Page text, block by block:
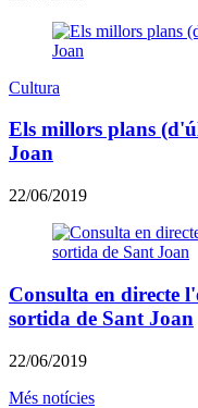
Cultura
Els millors plans
Joan
22/06/2019
Consulta en directe
sortida de Sant Joan
22/06/2019
Més notícies